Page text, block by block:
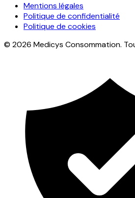
Mentions légales
Politique de confidentialité
Politique de cookies
© 2026 Medicys Consommation.